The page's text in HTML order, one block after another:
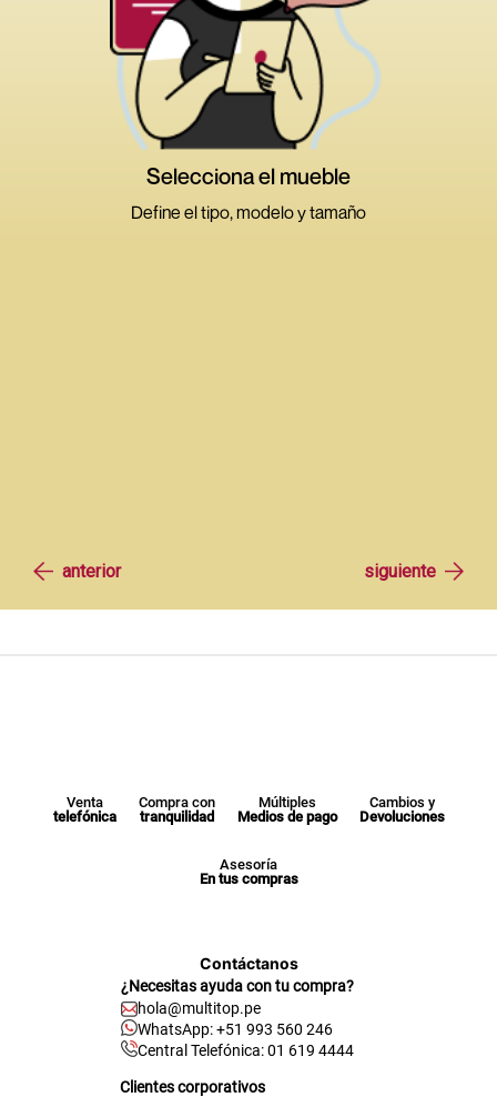
Venta
telefónica
Compra con
tranquilidad
Múltiples
Medios de pago
Cambios y
Devoluciones
Asesoría
En tus compras
Contáctanos
¿Necesitas ayuda con tu compra?
hola@multitop.pe
WhatsApp: +51 993 560 246
Central Telefónica: 01 619 4444
Clientes corporativos